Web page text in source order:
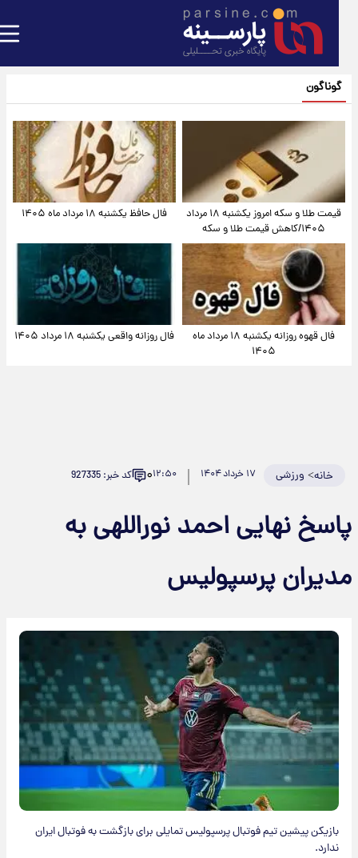
گوناگون
قیمت طلا و سکه امروز یکشنبه ۱۸ مرداد
۱۴۰۵/کاهش قیمت طلا و سکه
فال حافظ یکشنبه ۱۸ مرداد ماه ۱۴۰۵
فال قهوه روزانه یکشنبه ۱۸ مرداد ماه
۱۴۰۵
فال روزانه واقعی یکشنبه ۱۸ مرداد ۱۴۰۵
خانه>ورزشی ۱۲:۵۰۰ کد خبر: 927335
نهایی احمد نوراللهی به
پرسپولیس
بازیکن پیشین تیم فوتبال پرسپولیس تمایلی برای بازگشت به فوتبال ایران
ندارد.